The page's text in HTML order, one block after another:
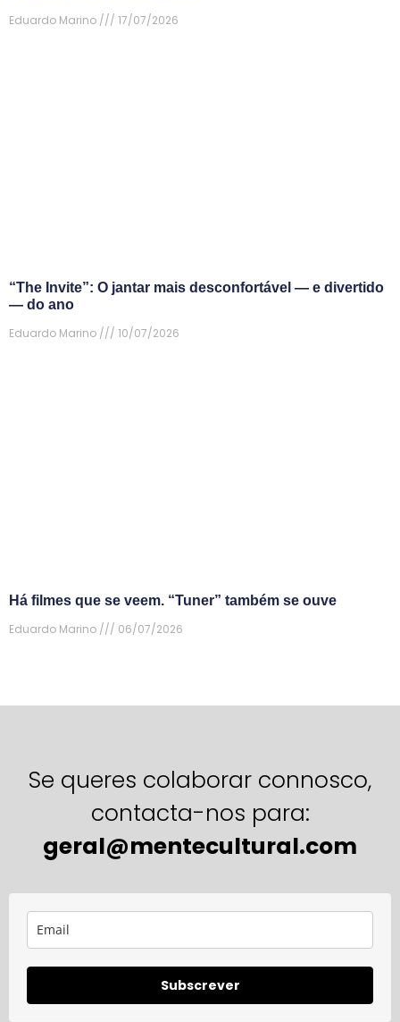
Eduardo Marino
17/07/2026
“The Invite”: O jantar mais desconfortável — e divertido
— do ano
Eduardo Marino
10/07/2026
Há filmes que se veem. “Tuner” também se ouve
Eduardo Marino
06/07/2026
Se queres colaborar connosco,
contacta-nos para:
geral@mentecultural.com
Subscrever